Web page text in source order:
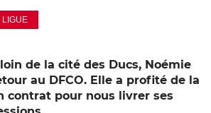
LIGUE
de la cité des Ducs, Noémie
au DFCO. Elle a profité de la
contrat pour nous livrer ses